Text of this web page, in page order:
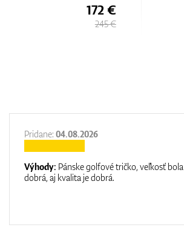
124 €
190 €
Pridane: 04.08.2026
Výhody: Pánske golfové tričko, veľkosť bola
dobrá, aj kvalita je dobrá.